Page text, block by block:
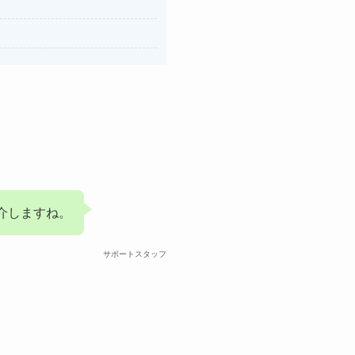
サポートスタッフ
ますね。